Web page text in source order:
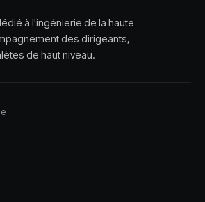
à l'ingénierie de la haute
des dirigeants,
de haut niveau.